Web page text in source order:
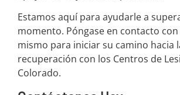
Estamos aquí para ayudarle a
momento. Póngase en contacto
mismo para iniciar su camino hacia
recuperación con los Centros de
Colorado.